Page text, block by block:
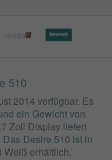
510
2014 verfügbar. Es
ein Gewicht von
Zoll Display liefert
Desire 510 ist in
Weiß erhältlich.